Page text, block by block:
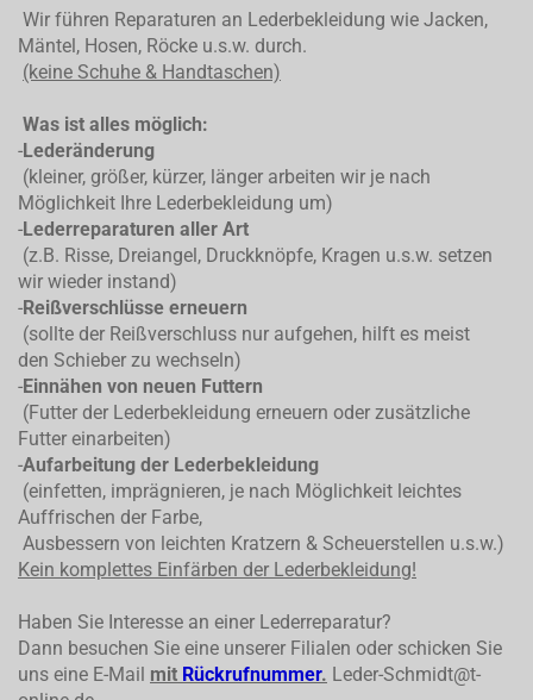
Wir führen Reparaturen an Lederbekleidung wie Jacken,
Mäntel, Hosen, Röcke u.s.w. durch.
(keine Schuhe & Handtaschen)
Was ist alles möglich:
-Lederänderung
(kleiner, größer, kürzer, länger arbeiten wir je nach
Möglichkeit Ihre Lederbekleidung um)
-Lederreparaturen aller Art
(z.B. Risse, Dreiangel, Druckknöpfe, Kragen u.s.w. setzen
wir wieder instand)
-Reißverschlüsse erneuern
(sollte der Reißverschluss nur aufgehen, hilft es meist
den Schieber zu wechseln)
-Einnähen von neuen Futtern
(Futter der Lederbekleidung erneuern oder zusätzliche
Futter einarbeiten)
-Aufarbeitung der Lederbekleidung
(einfetten, imprägnieren, je nach Möglichkeit leichtes
Auffrischen der Farbe,
Ausbessern von leichten Kratzern & Scheuerstellen u.s.w.)
Kein komplettes Einfärben der Lederbekleidung!
Haben Sie Interesse an einer Lederreparatur?
Dann besuchen Sie eine unserer Filialen oder schicken Sie
uns eine E-Mail mit Rückrufnummer. Leder-Schmidt@t-